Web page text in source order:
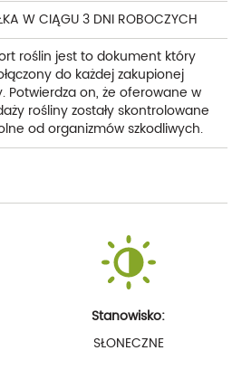
W CIĄGU 3 DNI ROBOCZYCH
roślin jest to dokument który
do każdej zakupionej
Potwierdza on, że oferowane w
rośliny zostały skontrolowane
od organizmów szkodliwych.
Stanowisko:
SŁONECZNE